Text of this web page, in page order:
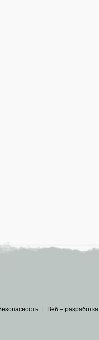
Веб – разработка